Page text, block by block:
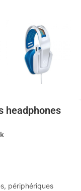
headphones
, périphériques